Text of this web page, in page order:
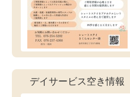
デイサービス空き情報